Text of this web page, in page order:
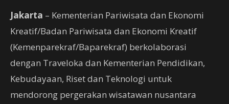
Jakarta – Kementerian Pariwisata dan Ekonomi
Kreatif/Badan Pariwisata dan Ekonomi Kreatif
(Kemenparekraf/Baparekraf) berkolaborasi
dengan Traveloka dan Kementerian Pendidikan,
Kebudayaan, Riset dan Teknologi untuk
mendorong pergerakan wisatawan nusantara